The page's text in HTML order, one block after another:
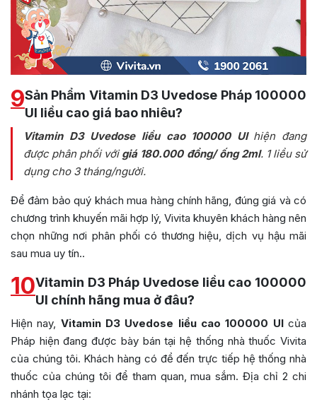
9Sản Phẩm Vitamin D3 Uvedose Pháp 100000
UI liều cao giá bao nhiêu?
Vitamin D3 Uvedose liều cao 100000 UIhiện đang
được phân phối vớigiá 180.000 đồng/ ống 2ml. 1 liều sử
dụng cho 3 tháng/người.
Để đảm bảo quý khách mua hàng chính hãng, đúng giá và có
chương trình khuyến mãi hợp lý, Vivita khuyên khách hàng nên
chọn những nơi phân phối có thương hiệu, dịch vụ hậu mãi
sau mua uy tín..
10Vitamin D3 Pháp Uvedose liều cao 100000
UI chính hãng mua ở đâu?
Hiện nay, Vitamin D3 Uvedose liều cao 100000 UIcủa
Pháp hiện đang được bày bán tại hệ thống nhà thuốc Vivita
của chúng tôi. Khách hàng có để đến trực tiếp hệ thống nhà
thuốc của chúng tôi để tham quan, mua sắm. Địa chỉ 2 chi
nhánh tọa lạc tại: